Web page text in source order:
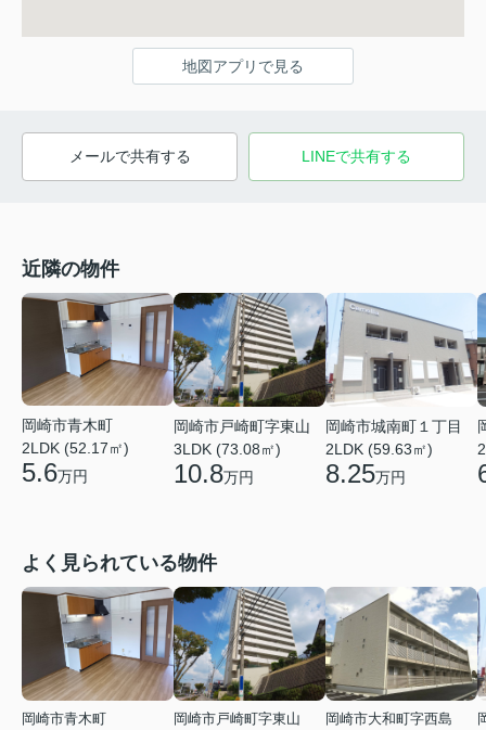
地図アプリで見る
メールで共有する LINEで共有する
近隣の物件
岡崎市青木町
2LDK (52.17㎡)
5.6万円
岡崎市戸崎町字東山
3LDK (73.08㎡)
10.8万円
岡崎市城南町１丁目
2LDK (59.63㎡)
8.25万円
よく見られている物件
岡崎市青木町
岡崎市戸崎町字東山
岡崎市大和町字西島